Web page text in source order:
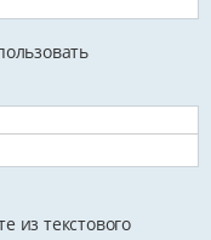
из текстового